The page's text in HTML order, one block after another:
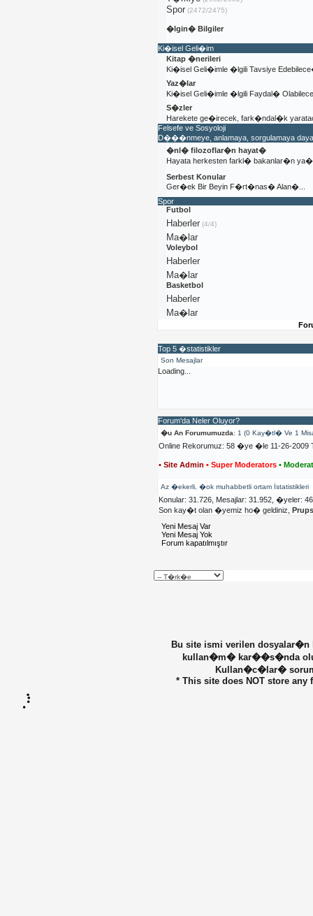
Spor(2472/2475)
�lgin� Bilgiler
Ki�isel Geli�im
Kitap �nerileri
Ki�isel Geli�imle �lgili Tavsiye
Yaz�lar
Ki�isel Geli�imle �lgili Faydal�
S�zler
Harekete ge�irecek, fark�ndal�k
Felsefe ve Sosyoloji
D���nmeye, anlamaya, sorgulamaya
�nl� filozoflar�n hayat�
Hayata herkesten farkl� bakanlar�n
Serbest Konular
Ger�ek Bir Beyin F�rt�nas� Alan�...
Spor
Futbol
Haberler(4/4)
Ma�lar
Voleybol
Haberler
Ma�lar
Basketbol
Haberler
Ma�lar
Top 5 �statistikler
Son Mesajlar
Loading...
Forum'da Neler Oluyor?
�u An Forumumuzda: 1 (0 Kay�tl� Ve 1
Online Rekorumuz: 58 �ye �le 11-26-
• Site Admin • Super Moderators •
Az �ekerli, �ok muhabbetli ortam İstatistikleri
Konular: 31.726, Mesajlar: 31.952, �yeler:
Son kay�t olan �yemiz ho� geldiniz,
Yeni Mesaj Var
Yeni Mesaj Yok
Forum kapatılmıştır
Bu site ismi verilen
kullan�m� kar��s�nda
Kullan�c�lar�
* This site does NOT store